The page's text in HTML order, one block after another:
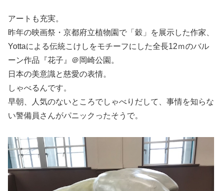
アートも充実。
昨年の映画祭・京都府立植物園で「穀」を展示した作家、
Yottaによる伝統こけしをモチーフにした全長12ｍのバル
ーン作品『花子』＠岡崎公園。
日本の美意識と慈愛の表情。
しゃべるんです。
早朝、人気のないところでしゃべりだして、事情を知らな
い警備員さんがパニックったそうで。